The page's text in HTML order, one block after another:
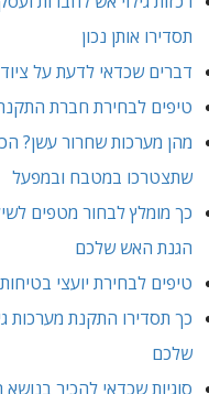
תסדירו אותן נכון
דברים שכדאי לדעת על ציוד
טיפים לבחירת חברת
מהן מערכות שחרור עשן?
שתצטרכו במטבח ובמפעל
כך מומלץ לבחור מטפים
הגנת האש שלכם
טיפים לבחירת יועצי
כך תסדירו התקנת מערכות
שלכם
סוגיות שכדאי להכיר בנושא